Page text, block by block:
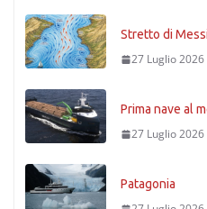
Stretto di
27 Luglio 2026
Prima nave al
27 Luglio 2026
Patagonia